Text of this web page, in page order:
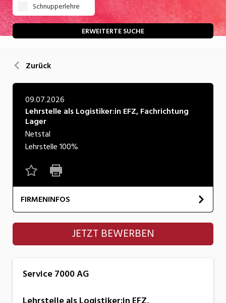
Gesundheit/Pflege/Soziales
Handwerk/Technik
Kultur
Natur
Verkehr/Logistik
Wirtschaft/Verwaltung
Schnupperlehre
ERWEITERTE SUCHE
Zurück
09.07.2026
Lehrstelle als Logistiker:in EFZ, Fachrichtung
Lager
Netstal
Lehrstelle100%
FIRMENINFOS
Service 7000 AG
JETZT BEWERBEN
Service 7000 AG